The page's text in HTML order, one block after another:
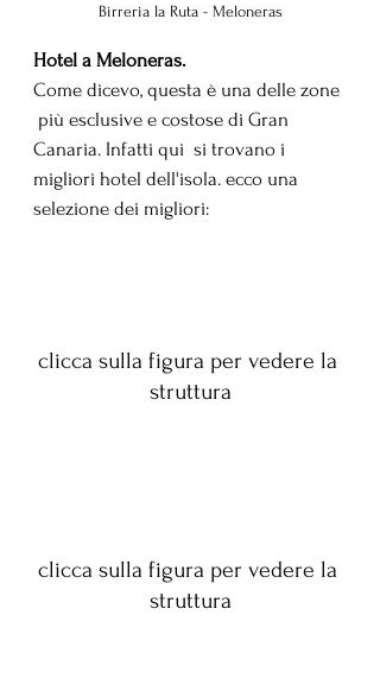
Birreria la Ruta - Meloneras
Hotel a Meloneras.
Come dicevo, questa è una delle zone
più esclusive e costose di Gran
Canaria. Infatti qui  si trovano i
migliori hotel dell'isola. ecco una
selezione dei migliori:
clicca sulla figura per vedere la
struttura
clicca sulla figura per vedere la
struttura